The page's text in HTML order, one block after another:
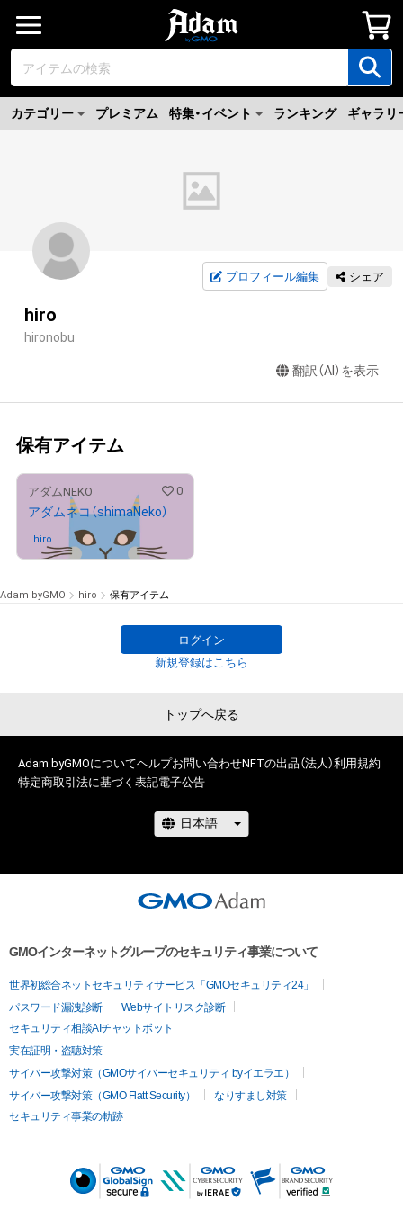
カテゴリー プレミアム 特集・イベント ランキング ギャラリ
プロフィール編集 シェア
hiro
hironobu
翻訳（AI）を表示
保有アイテム
アダムNEKO 0
アダムネコ（shimaNeko）
hiro さんが保有中
Adam byGMO hiro 保有アイテム
ログイン
新規登録はこちら
トップへ戻る
Adam byGMOについてヘルプお問い合わせNFTの出品（法人）利用規約
特定商取引法に基づく表記電子公告
GMOインターネットグループのセキュリティ事業について
世界初総合ネットセキュリティサービス「GMOセキュリティ24」
パスワード漏洩診断
Webサイトリスク診断
セキュリティ相談AIチャットボット
実在証明・盗聴対策
サイバー攻撃対策（GMOサイバーセキュリティ byイエラエ）
サイバー攻撃対策（GMO Flatt Security）
なりすまし対策
セキュリティ事業の軌跡